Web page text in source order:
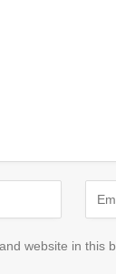
website in this